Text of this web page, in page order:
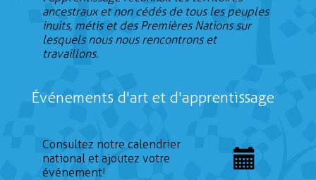
ancestraux et non cédés de tous les peuples
inuits, métis et des Premières Nations sur
lesquels nous nous rencontrons et
travaillons.
Événements d'art et d'apprentissage
Consultez notre calendrier
national et ajoutez votre
événement!